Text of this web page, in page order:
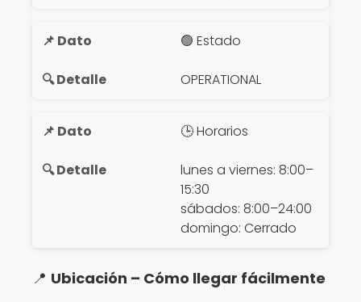
🟢 Estado
OPERATIONAL
🕒 Horarios
lunes a viernes: 8:00–
15:30
sábados: 8:00–24:00
domingo: Cerrado
📍 Ubicación – Cómo llegar fácilmente